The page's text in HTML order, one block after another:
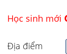
Học sinh mới
Địa điểm